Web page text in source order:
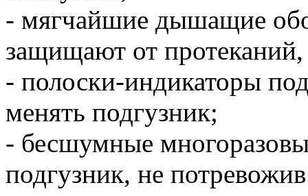
- мягчайшие дышащие
защищают от
- полоски-индикаторы
менять подгузник;
- бесшумные
подгузник, не